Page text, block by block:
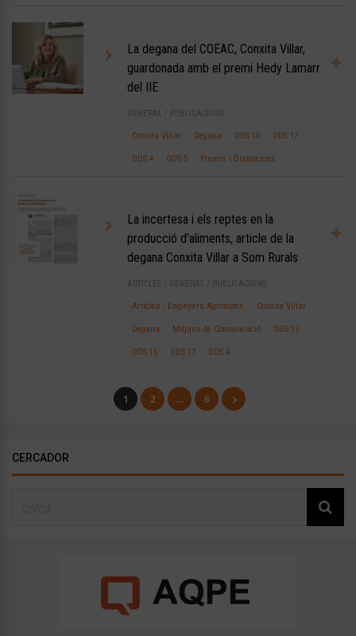
La degana del COEAC, Conxita Villar,
guardonada amb el premi Hedy Lamarr
del IIE
GENERAL PUBLICACIONS
Conxita Villar Degana ODS 10 ODS 17
ODS 4 ODS 5 Premis i Distincions
La incertesa i els reptes en la
producció d’aliments, article de la
degana Conxita Villar a Som Rurals
ARTICLES GENERAL PUBLICACIONS
Articles - Enginyers Agrònoms Conxita Villar
Degana Mitjans de Comunicació ODS 13
ODS 16 ODS 17 ODS 4
1 2 … 6
CERCADOR